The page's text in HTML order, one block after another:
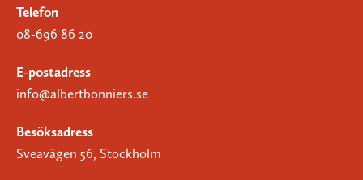
Telefon
08-696 86 20
E-postadress
info@albertbonniers.se
Besöksadress
Sveavägen 56, Stockholm